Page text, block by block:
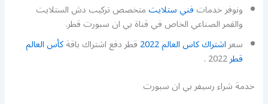
ونوفر خدماتفني ستلايتمتخصص تركيب دش الستلايت
والقمر الصناعي الخاص في قناة بي ان سبورت قطر.
سعراشتراك كاس العالم 2022 قطر دفع اشتراك باقةكأس العالم
قطر2022 .
خدمة شراء رسيفر بي ان سبورت